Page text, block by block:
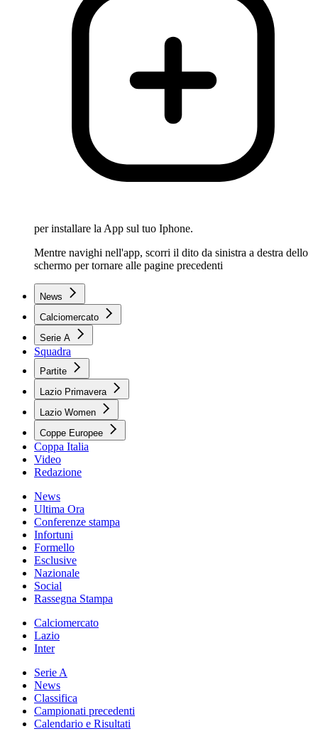
per installare la App sul tuo Iphone.
Mentre navighi nell'app, scorri il dito da sinistra a destra dello
schermo per tornare alle pagine precedenti
News
Calciomercato
Serie A
Squadra
Partite
Lazio Primavera
Lazio Women
Coppe Europee
Coppa Italia
Video
Redazione
News
Ultima Ora
Conferenze stampa
Infortuni
Formello
Esclusive
Nazionale
Social
Rassegna Stampa
Calciomercato
Lazio
Inter
Serie A
News
Classifica
Campionati precedenti
Calendario e Risultati